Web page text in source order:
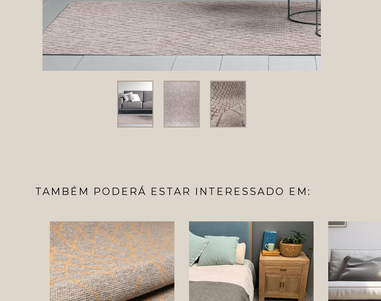
TAMBÉM PODERÁ ESTAR INTERESSADO EM: